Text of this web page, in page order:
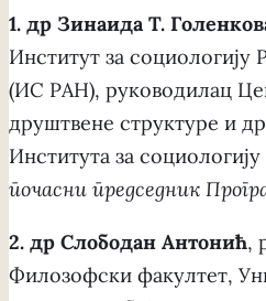
1. др Зинаида Т.
Институт за социологију
(ИС РАН), руководилац
друштвене структуре и
Института за
почасни председник
2. др Слободан Антонић,
Филозофски факултет,